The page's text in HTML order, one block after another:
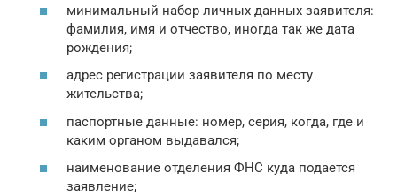
минимальный набор личных данных заявителя:
фамилия, имя и отчество, иногда так же дата
рождения;
адрес регистрации заявителя по месту
жительства;
паспортные данные: номер, серия, когда, где и
каким органом выдавался;
наименование отделения ФНС куда подается
заявление;